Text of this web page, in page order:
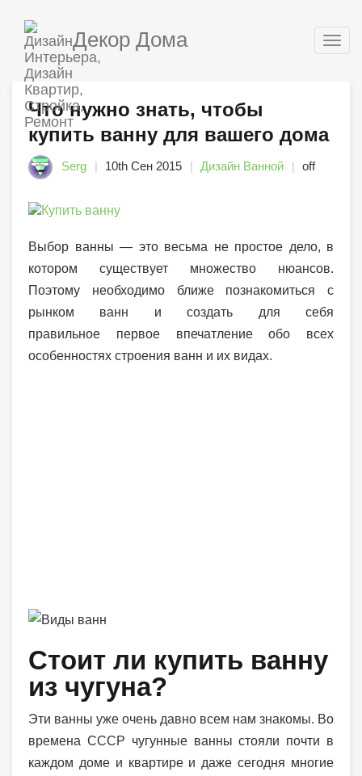
Декор Дома
Что нужно знать, чтобы
купить ванну для вашего дома
Serg 10th Сен 2015 Дизайн Ванной off
Выбор ванны — это весьма не простое дело, в
котором существует множество нюансов.
Поэтому необходимо ближе познакомиться с
рынком ванн и создать для себя
правильное первое впечатление обо всех
особенностях строения ванн и их видах.
Стоит ли купить ванну
из чугуна?
Эти ванны уже очень давно всем нам знакомы. Во
времена СССР чугунные ванны стояли почти в
каждом доме и квартире и даже сегодня многие